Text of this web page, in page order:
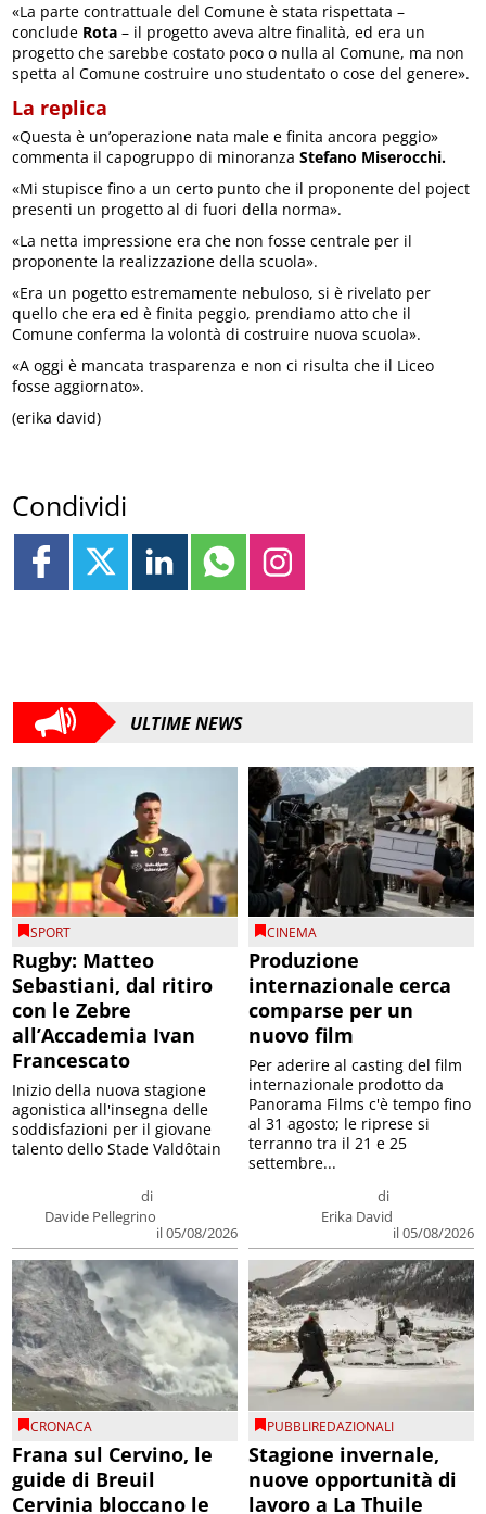
«La parte contrattuale del Comune è stata rispettata –
conclude Rota – il progetto aveva altre finalità, ed era un
progetto che sarebbe costato poco o nulla al Comune, ma non
spetta al Comune costruire uno studentato o cose del genere».
La replica
«Questa è un’operazione nata male e finita ancora peggio»
commenta il capogruppo di minoranzaStefano Miserocchi.
«Mi stupisce fino a un certo punto che il proponente del poject
presenti un progetto al di fuori della norma».
«La netta impressione era che non fosse centrale per il
proponente la realizzazione della scuola».
«Era un pogetto estremamente nebuloso, si è rivelato per
quello che era ed è finita peggio, prendiamo atto che il
Comune conferma la volontà di costruire nuova scuola».
«A oggi è mancata trasparenza e non ci risulta che il Liceo
fosse aggiornato».
(erika david)
Condividi
ULTIME NEWS
SPORT
Rugby: Matteo
Sebastiani, dal ritiro
con le Zebre
all’Accademia Ivan
Francescato
di
Davide Pellegrino
il 05/08/2026
Inizio della nuova stagione
agonistica all'insegna delle
soddisfazioni per il giovane
talento dello Stade Valdôtain
CINEMA
Produzione
internazionale cerca
comparse per un
nuovo film
di
Erika David
il 05/08/2026
Per aderire al casting del film
internazionale prodotto da
Panorama Films c'è tempo fino
al 31 agosto; le riprese si
terranno tra il 21 e 25
settembre...
CRONACA
Frana sul Cervino, le
guide di Breuil
Cervinia bloccano le
PUBBLIREDAZIONALI
Stagione invernale,
nuove opportunità di
lavoro a La Thuile